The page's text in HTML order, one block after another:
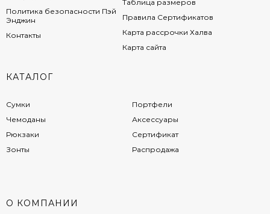
Политика безопасности Пэй
Энджин
Контакты
Таблица размеров
Правила Сертификатов
Карта рассрочки Халва
Карта сайта
КАТАЛОГ
Сумки
Чемоданы
Рюкзаки
Зонты
Портфели
Аксессуары
Сертификат
Распродажа
О КОМПАНИИ